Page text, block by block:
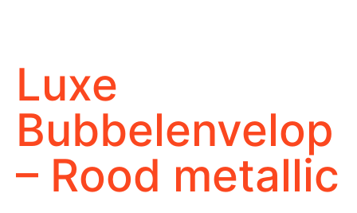
Luxe
Bubbelenvelop
– Rood metallic